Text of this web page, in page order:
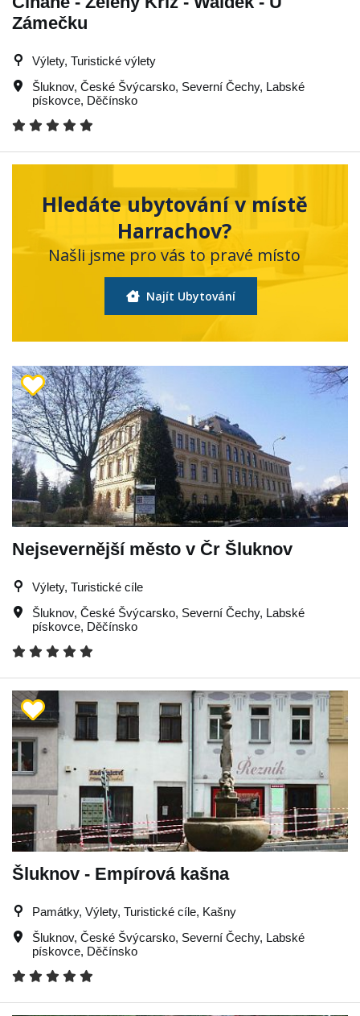
Zámečku
Výlety, Turistické výlety
Šluknov, České Švýcarsko, Severní Čechy, Labské
pískovce, Děčínsko
Hledáte ubytování v místě
Harrachov?
Našli jsme pro vás to pravé místo
Najít Ubytování
Nejsevernější město v Čr Šluknov
Výlety, Turistické cíle
Šluknov, České Švýcarsko, Severní Čechy, Labské
pískovce, Děčínsko
Šluknov - Empírová kašna
Památky, Výlety, Turistické cíle, Kašny
Šluknov, České Švýcarsko, Severní Čechy, Labské
pískovce, Děčínsko